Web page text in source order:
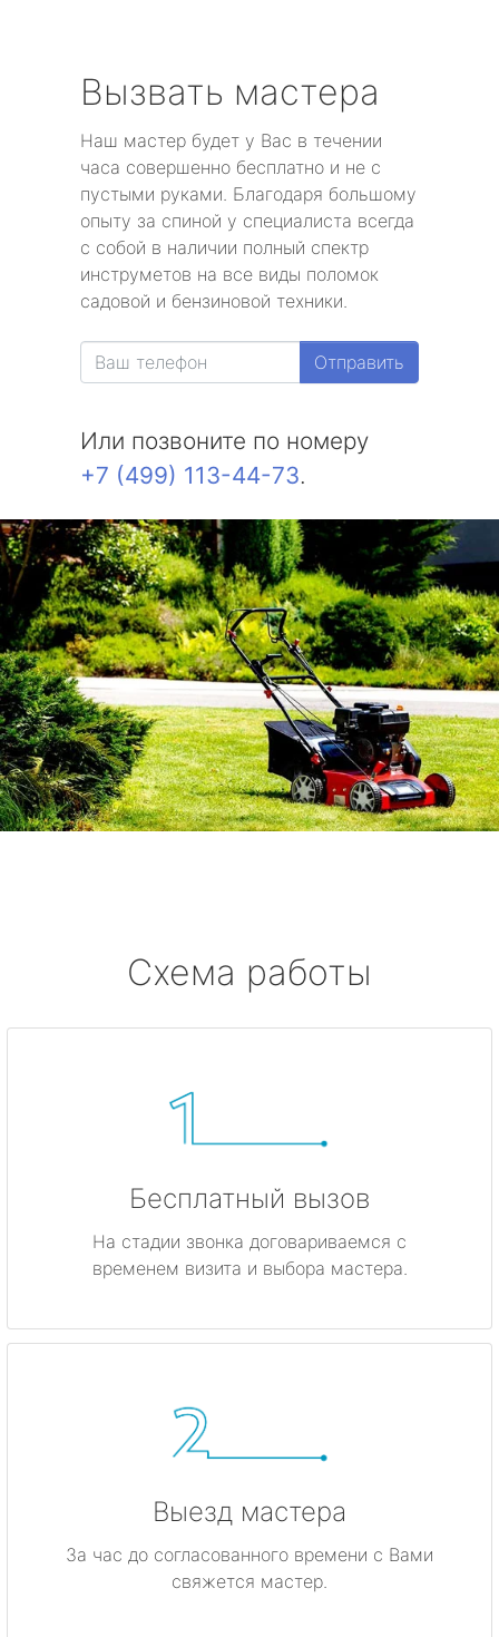
Вызвать мастера
Наш мастер будет у Вас в течении
часа совершенно бесплатно и не с
пустыми руками. Благодаря большому
опыту за спиной у специалиста всегда
с собой в наличии полный спектр
инструметов на все виды поломок
садовой и бензиновой техники.
Отправить
Или позвоните по номеру
+7 (499) 113-44-73.
Схема работы
Бесплатный вызов
На стадии звонка договариваемся с
временем визита и выбора мастера.
Выезд мастера
За час до согласованного времени с Вами
свяжется мастер.